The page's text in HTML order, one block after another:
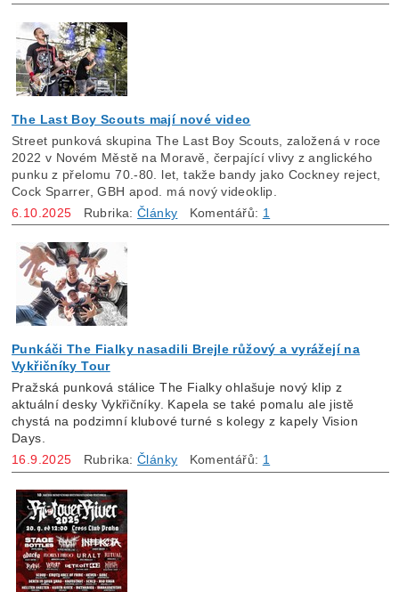
The Last Boy Scouts mají nové video
Street punková skupina The Last Boy Scouts, založená v roce
2022 v Novém Městě na Moravě, čerpající vlivy z anglického
punku z přelomu 70.-80. let, takže bandy jako Cockney reject,
Cock Sparrer, GBH apod. má nový videoklip.
6.10.2025 Rubrika:Články Komentářů: 1
Punkáči The Fialky nasadili Brejle růžový a vyrážejí na
Vykřičníky Tour
Pražská punková stálice The Fialky ohlašuje nový klip z
aktuální desky Vykřičníky. Kapela se také pomalu ale jistě
chystá na podzimní klubové turné s kolegy z kapely Vision
Days.
16.9.2025 Rubrika:Články Komentářů: 1